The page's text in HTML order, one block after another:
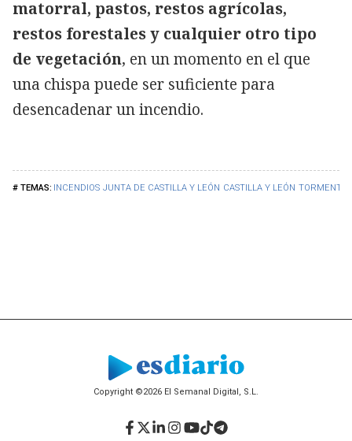
INCENDIOS JUNTA DE CASTILLA Y LEÓN CASTILLA Y LEÓN TORMENTAS
matorral, pastos, restos agrícolas,
restos forestales y cualquier otro tipo
de vegetación, en un momento en el que
una chispa puede ser suficiente para
desencadenar un incendio.
Copyright ©2026 El Semanal Digital, S.L.
Facebook
Twitter
LinkedIn
Instagram
YouTube
TikTok
Telegram